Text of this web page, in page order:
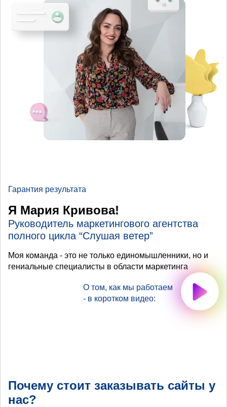
Гарантия результата
Я Мария Кривова!
Руководитель маркетингового агентства
полного цикла “Слушая ветер”
Моя команда - это не только единомышленники, но и
гениальные специалисты в области маркетинга
О том, как мы работаем
- в коротком видео:
Почему стоит заказывать сайты у
нас?